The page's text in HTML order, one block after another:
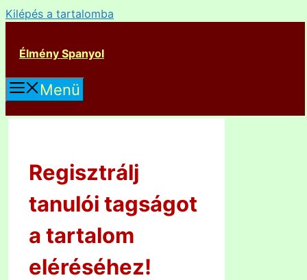
Kilépés a tartalomba
Élmény Spanyol
Menü
Regisztrálj
tanulói tagságot
a tartalom
eléréséhez!